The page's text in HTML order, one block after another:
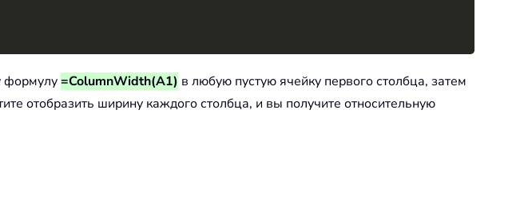
формулу=ColumnWidth(A1) в любую пустую ячейку первого столбца, затем
отобразить ширину каждого столбца, и вы получите относительную